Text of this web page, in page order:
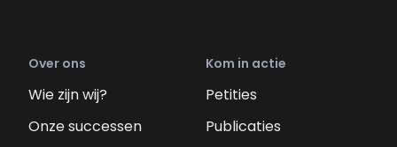
Over ons
Wie zijn wij?
Onze successen
Kom in actie
Petities
Publicaties